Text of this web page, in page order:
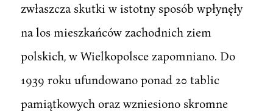
zwłaszcza skutki w istotny sposób wpłynęły
na los mieszkańców zachodnich ziem
polskich, w Wielkopolsce zapomniano. Do
1939 roku ufundowano ponad 20 tablic
pamiątkowych oraz wzniesiono skromne